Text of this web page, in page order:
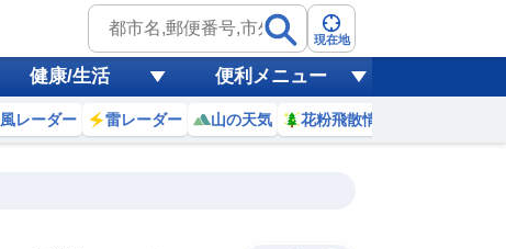
現在地
健康/生活 便利メニュー
風レーダー 雷レーダー 山の天気 花粉飛散情報